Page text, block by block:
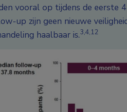
vooral op tijdens de eerste
up zijn geen nieuwe
haalbaar is.3,4,12